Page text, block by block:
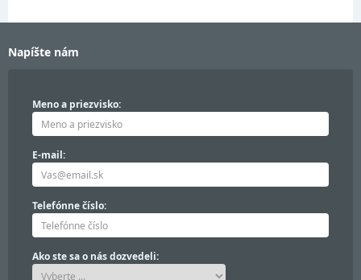
Napíšte nám
Meno a priezvisko:
E-mail:
Telefónne číslo:
Ako ste sa o nás dozvedeli: